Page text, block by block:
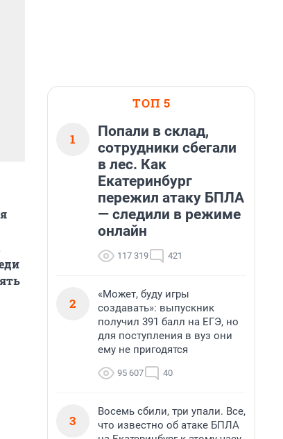
ТОП 5
1
Попали в склад,
сотрудники сбегали
в лес. Как
Екатеринбург
пережил атаку БПЛА
— следили в режиме
онлайн
117 319 421
2
«Может, буду игры
создавать»: выпускник
получил 391 балл на ЕГЭ, но
для поступления в вуз они
ему не пригодятся
95 607 40
3
Восемь сбили, три упали. Все,
что известно об атаке БПЛА